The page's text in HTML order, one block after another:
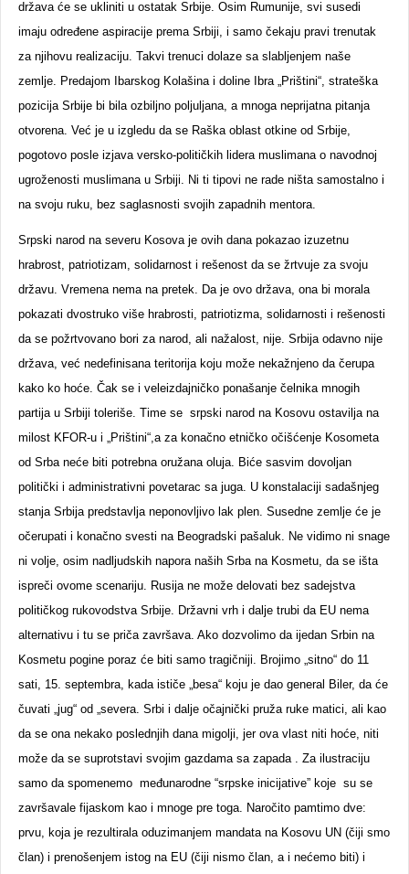
država će se ukliniti u ostatak Srbije. Osim Rumunije, svi susedi
imaju određene aspiracije prema Srbiji, i samo čekaju pravi trenutak
za njihovu realizaciju. Takvi trenuci dolaze sa slabljenjem naše
zemlje. Predajom Ibarskog Kolašina i doline Ibra „Prištini“, strateška
pozicija Srbije bi bila ozbiljno poljuljana, a mnoga neprijatna pitanja
otvorena. Već je u izgledu da se Raška oblast otkine od Srbije,
pogotovo posle izjava versko-političkih lidera muslimana o navodnoj
ugroženosti muslimana u Srbiji. Ni ti tipovi ne rade ništa samostalno i
na svoju ruku, bez saglasnosti svojih zapadnih mentora.
Srpski narod na severu Kosova je ovih dana pokazao izuzetnu
hrabrost, patriotizam, solidarnost i rešenost da se žrtvuje za svoju
državu. Vremena nema na pretek. Da je ovo država, ona bi morala
pokazati dvostruko više hrabrosti, patriotizma, solidarnosti i rešenosti
da se požrtvovano bori za narod, ali nažalost, nije. Srbija odavno nije
država, već nedefinisana teritorija koju može nekažnjeno da čerupa
kako ko hoće. Čak se i veleizdajničko ponašanje čelnika mnogih
partija u Srbiji toleriše. Time se srpski narod na Kosovu ostavilja na
milost KFOR-u i „Prištini“,a za konačno etničko očišćenje Kosometa
od Srba neće biti potrebna oružana oluja. Biće sasvim dovoljan
politički i administrativni povetarac sa juga. U konstalaciji sadašnjeg
stanja Srbija predstavlja neponovljivo lak plen. Susedne zemlje će je
očerupati i konačno svesti na Beogradski pašaluk. Ne vidimo ni snage
ni volje, osim nadljudskih napora naših Srba na Kosmetu, da se išta
ispreči ovome scenariju. Rusija ne može delovati bez sadejstva
političkog rukovodstva Srbije. Državni vrh i dalje trubi da EU nema
alternativu i tu se priča završava. Ako dozvolimo da ijedan Srbin na
Kosmetu pogine poraz će biti samo tragičniji. Brojimo „sitno“ do 11
sati, 15. septembra, kada ističe „besa“ koju je dao general Biler, da će
čuvati „jug“ od „severa. Srbi i dalje očajnički pruža ruke matici, ali kao
da se ona nekako poslednjih dana migolji, jer ova vlast niti hoće, niti
može da se suprotstavi svojim gazdama sa zapada . Za ilustraciju
samo da spomenemo međunarodne “srpske inicijative” koje su se
završavale fijaskom kao i mnoge pre toga. Naročito pamtimo dve:
prvu, koja je rezultirala oduzimanjem mandata na Kosovu UN (čiji smo
član) i prenošenjem istog na EU (čiji nismo član, a i nećemo biti) i